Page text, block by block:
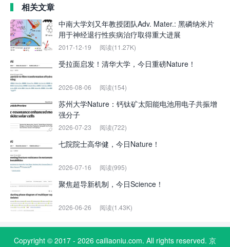
相关文章
中南大学刘又年教授团队Adv. Mater.: 黑磷纳米片
用于神经退行性疾病治疗取得重大进展
2017-12-19 阅读(11.27K)
受拉面启发！清华大学，今日重磅Nature！
2026-08-06 阅读(154)
苏州大学Nature：钙钛矿太阳能电池用电子共振增
强分子
2026-07-23 阅读(722)
七院院士高华健，今日Nature！
2026-07-16 阅读(995)
聚焦超导新机制，今日Science！
2026-06-26 阅读(1.43K)
Copyright © 2017 - 2026 cailiaoniu.com. All rights reserved. 京